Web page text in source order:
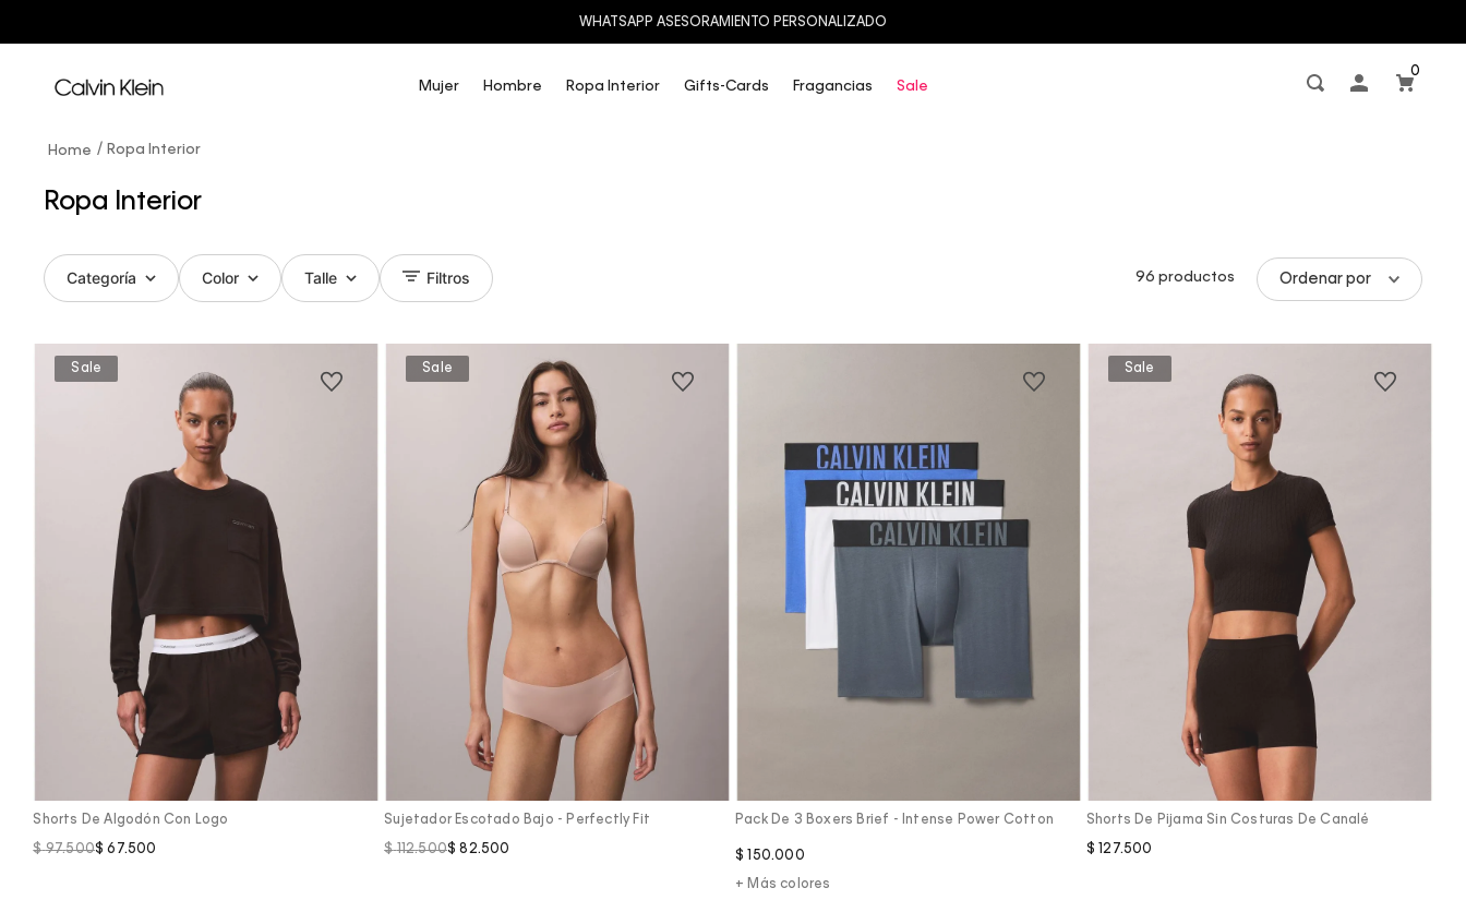
WHATSAPP ASESORAMIENTO PERSONALIZADO
Mujer Hombre Ropa Interior Gifts-Cards Fragancias Sale
0
Ropa Interior
Ropa Interior
Categoría Color Talle Filtros 96 productos Ordenar por
Vista Rápida
Shorts De Algodón Con Logo
$ 97.500$ 67.500
Vista Rápida
Sujetador Escotado Bajo - Perfectly Fit
$ 112.500$ 82.500
Pack De 3 Boxers Brief - Intense Power Cotton
$ 150.000
+ Más colores
Vista Rápida
Shorts De Pijama Sin Costuras De Canalé
$ 127.500